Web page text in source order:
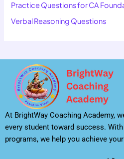
Practice Questions for CA
Verbal Reasoning Questions
At BrightWay Coaching Academy,
every student toward success.
programs, we help you achieve